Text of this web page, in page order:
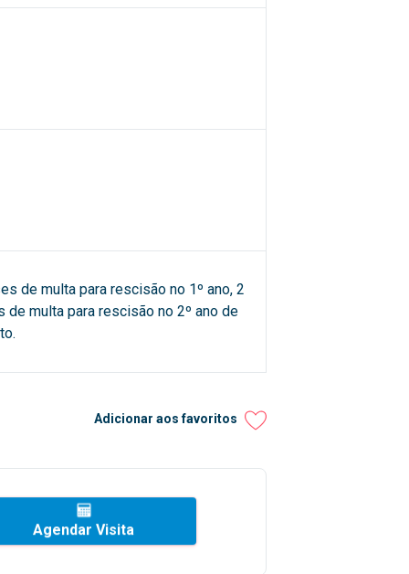
de multa para rescisão no 1º ano, 2
de multa para rescisão no 2º ano de
Adicionar aos favoritos
Agendar Visita